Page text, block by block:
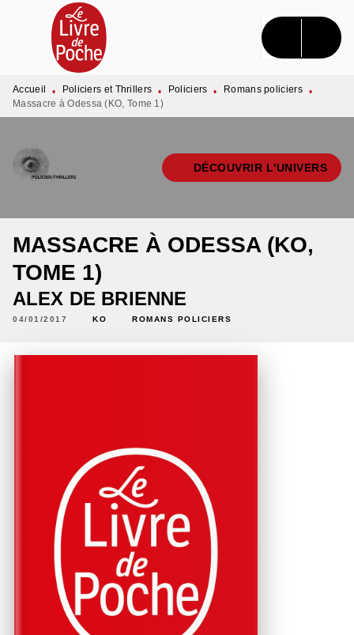
MENU RECHERCHE CONTENU
PIED DE PAGE
Accueil • Policiers et Thrillers • Policiers • Romans policiers •
Massacre à Odessa (KO, Tome 1)
DÉCOUVRIR L'UNIVERS
MASSACRE À ODESSA (KO,
TOME 1)
ALEX DE BRIENNE
04/01/2017 KO ROMANS POLICIERS